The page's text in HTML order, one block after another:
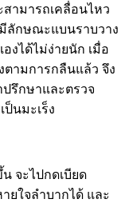
ามารถเคลื่อนไหว
ลักษณะแบนราบวาง
งได้ไม่ง่ายนัก เมื่อ
ามการกลืนแล้ว จึง
รึกษาและตรวจ
ป็นมะเร็ง
จะไปกดเบียด
ยใจลำบากได้ และ